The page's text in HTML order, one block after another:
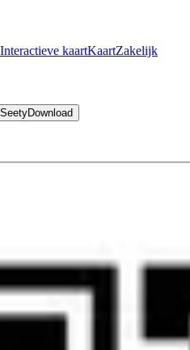
Interactieve kaartKaartZakelijk
Download